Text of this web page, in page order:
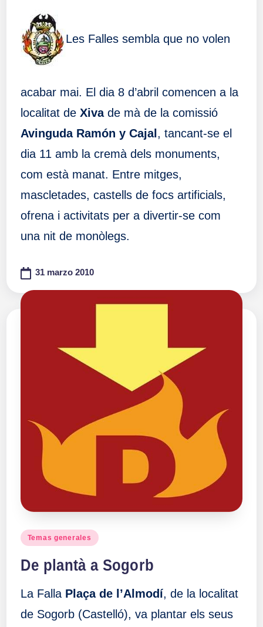
Les Falles sembla que no volen
acabar mai. El dia 8 d’abril comencen a la
localitat de Xiva de mà de la comissió
Avinguda Ramón y Cajal , tancant-se el
dia 11 amb la cremà dels monuments,
com està manat. Entre mitges,
mascletades, castells de focs artificials,
ofrena i activitats per a divertir-se com
una nit de monòlegs.
31 marzo 2010
Publicado
Temas generales
De plantà a Sogorb
La Falla Plaça de l’Almodí, de la localitat
de Sogorb (Castelló), va plantar els seus